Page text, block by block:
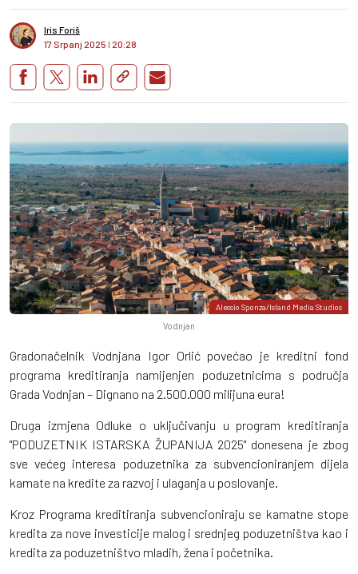
Iris Foriš
17 Srpanj 2025 I 20:28
Alessio Sponza/Island Media Studios
Vodnjan
Gradonačelnik Vodnjana Igor Orlić povećao je kreditni fond
programa kreditiranja namijenjen poduzetnicima s područja
Grada Vodnjan – Dignano na 2.500.000 milijuna eura!
Druga izmjena Odluke o uključivanju u program kreditiranja
"PODUZETNIK ISTARSKA ŽUPANIJA 2025" donesena je zbog
sve većeg interesa poduzetnika za subvencioniranjem dijela
kamate na kredite za razvoj i ulaganja u poslovanje.
Kroz Programa kreditiranja subvencioniraju se kamatne stope
kredita za nove investicije malog i srednjeg poduzetništva kao i
kredita za poduzetništvo mladih, žena i početnika.